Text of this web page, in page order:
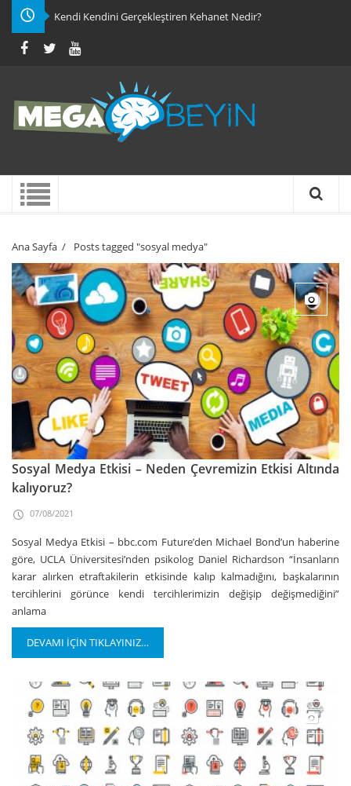
Kendi Kendini Gerçekleştiren Kehanet Nedir?
Ana Sayfa / Posts tagged "sosyal medya"
Sosyal Medya Etkisi – Neden Çevremizin Etkisi Altında
kalıyoruz?
07/08/2021
Sosyal Medya Etkisi – bbc.com Future’den Michael Bond’un haberine
göre, UCLA Üniversitesi’nden psikolog Daniel Richardson “İnsanların
karar alırken etraftakilerin etkisinde kalıp kalmadığını, başkalarının
tercihlerini görünce kendi tercihlerimizin değişip değişmediğini”
anlama
DEVAMI İÇİN TIKLAYINIZ…